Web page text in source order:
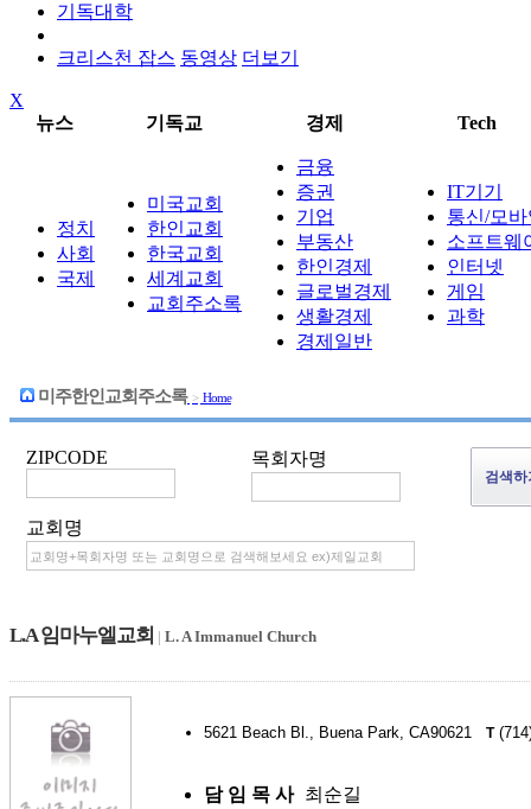
기독대학
크리스천 잡스 동영상 더보기
X
뉴스
기독교 경제 Tech
정치
사회
국제
미국교회
한인교회
한국교회
세계교회
교회주소록
금융
증권
기업
부동산
한인경제
글로벌경제
생활경제
경제일반
IT기기
통신/모
소프트웨
인터넷
게임
과학
미주한인교회주소록 > Home
ZIPCODE 목회자명
교회명
L.A 임마누엘교회 | L. A Immanuel Church
5621 Beach Bl., Buena Park, CA90621 T
담 임 목 사 최순길